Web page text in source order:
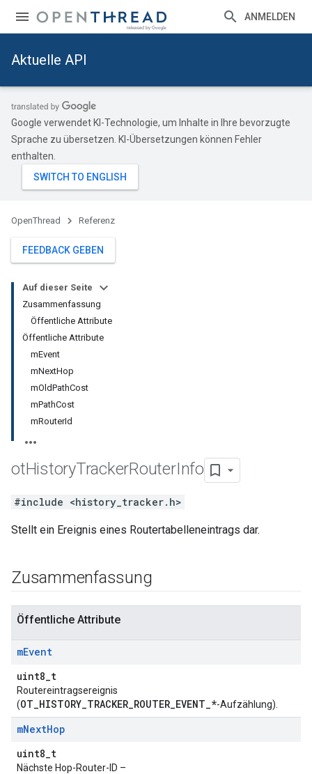
ANMELDEN
Aktuelle API
Google verwendet KI-Technologie, um Inhalte in Ihre bevorzugte
Sprache zu übersetzen. KI-Übersetzungen können Fehler
enthalten.
OpenThread Referenz
FEEDBACK GEBEN
Auf dieser Seite
Zusammenfassung
Öffentliche Attribute
Öffentliche Attribute
mEvent
mNextHop
mOldPathCost
mPathCost
mRouterId
otHistoryTrackerRouterInfo
#include <history_tracker.h>
Stellt ein Ereignis eines Routertabelleneintrags dar.
Zusammenfassung
Öffentliche Attribute
mEvent
uint8_t
Routereintragsereignis
(OT_HISTORY_TRACKER_ROUTER_EVENT_*-Aufzählung).
mNextHop
uint8_t
Nächste Hop-Router-ID –